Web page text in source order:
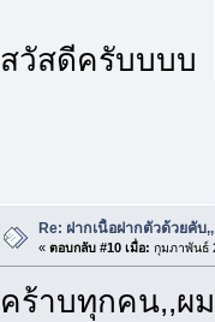
สวัสดีครับบบบ
Re: ฝากเนื้อฝากตัวด้วยคับ,,
« ตอบกลับ #10 เมื่อ: กุมภาพันธ์
คร้าบทุกคน,,ผ